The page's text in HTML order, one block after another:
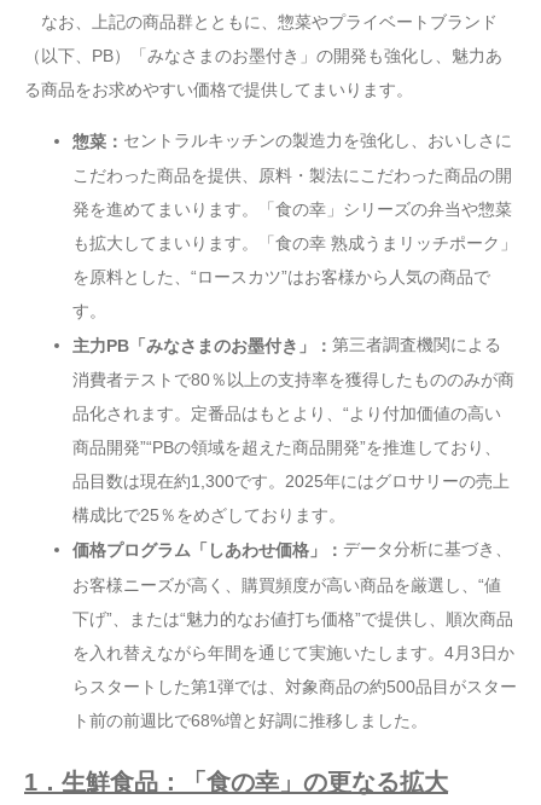
なお、上記の商品群とともに、惣菜やプライベートブランド
（以下、PB）「みなさまのお墨付き」の開発も強化し、魅力あ
る商品をお求めやすい価格で提供してまいります。
惣菜： セントラルキッチンの製造力を強化し、おいしさに
こだわった商品を提供、原料・製法にこだわった商品の開
発を進めてまいります。「食の幸」シリーズの弁当や惣菜
も拡大してまいります。「食の幸 熟成うまリッチポーク」
を原料とした、“ロースカツ”はお客様から人気の商品で
す。
主力PB「みなさまのお墨付き」： 第三者調査機関による
消費者テストで80％以上の支持率を獲得したもののみが商
品化されます。定番品はもとより、“より付加価値の高い
商品開発”“PBの領域を超えた商品開発”を推進しており、
品目数は現在約1,300です。2025年にはグロサリーの売上
構成比で25％をめざしております。
価格プログラム「しあわせ価格」： データ分析に基づき、
お客様ニーズが高く、購買頻度が高い商品を厳選し、“値
下げ”、または“魅力的なお値打ち価格”で提供し、順次商品
を入れ替えながら年間を通じて実施いたします。4月3日か
らスタートした第1弾では、対象商品の約500品目がスター
ト前の前週比で68%増と好調に推移しました。
1．生鮮食品：「食の幸」の更なる拡大